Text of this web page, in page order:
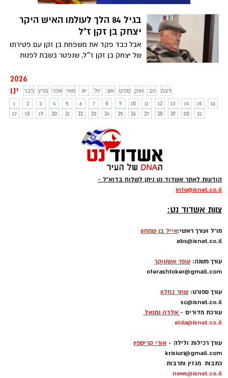
בגיל 84 הלך לעולמו האיש היקר
יצחק בן זקן ז"ל
אבל כבד פקד את משפחת בן זקן עם פטירתו
של יצחק בן זקן ז״ל, שנפטר בשבת לפנות
2026
ינו
פבר מרץ אפר מאי יונ יול אוג ספט אוק נוב
דצמ
1
2 3 4 5 6 7 8 9 10 11 12 13 14 15
16
17
18 19 20 21 22 23 24 25 26 27 28 29 30 31
הודעות לאתר אשדוד נט ניתן לשלוח בדוא"ל -
info@isnet.co.il
צוות אשדוד נט:
מו"ל ועורך ראשי:אייל בן שמחון
ebs@isnet.co.il
עורך משנה: עופר אשטוקר
oferashtoker@gmail.com
עורך ספורט: שחר כחלון
sc@isnet.co.il
עורכת מדורים - אלדה נתנאל
elda@isnet.co.il
עורך רכילות ולילה - אורי קריספין
krisiuri@gmail.com
כתבות מגזין ותרבות
news@isnet.co.il